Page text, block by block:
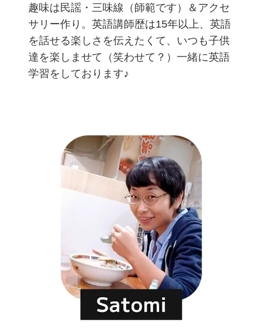
趣味は民謡・三味線（師範です）＆アクセ
サリー作り。英語講師歴は15年以上、英語
を話せる楽しさを伝えたくて、いつも子供
達を楽しませて（笑わせて？）一緒に英語
学習をしております♪